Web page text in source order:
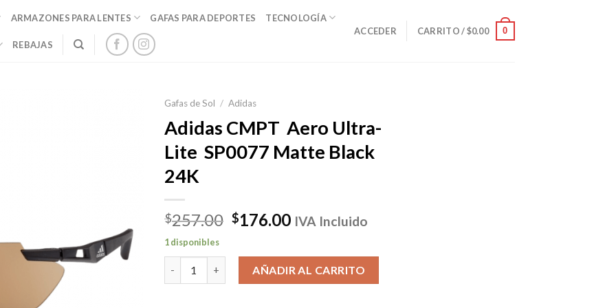
ARMAZONES PARA LENTES GAFAS PARA DEPORTES TECNOLOGÍA
REBAJAS
ACCEDER CARRITO /$0.00 0
Gafas de Sol / Adidas
Adidas CMPT Aero Ultra-
Lite SP0077 Matte Black
24K
$257.00 El
original
era:
$257.00.
$176.00El
actual
es:
$176.00.
IVA Incluido
1 disponibles
Adidas CMPT Aero Ultra-Lite SP0077 Matte Black 24K cantidad
AÑADIR AL CARRITO